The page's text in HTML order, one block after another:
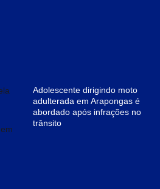
Adolescente dirigindo moto
adulterada em Arapongas é
abordado após infrações no
trânsito